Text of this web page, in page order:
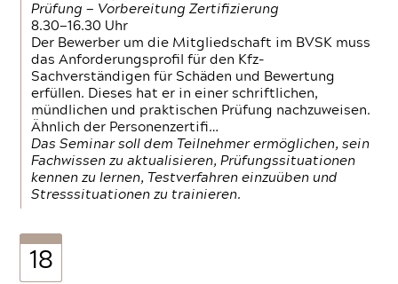
Prüfung — Vorbereitung Zertifizierung
8.30—16.30 Uhr
Der Bewerber um die Mitgliedschaft im BVSK muss
das Anforderungsprofil für den Kfz-
Sachverständigen für Schäden und Bewertung
erfüllen. Dieses hat er in einer schriftlichen,
mündlichen und praktischen Prüfung nachzuweisen.
Ähnlich der Personenzertifi…
Das Seminar soll dem Teilnehmer ermöglichen, sein
Fachwissen zu aktualisieren, Prüfungssituationen
kennen zu lernen, Testverfahren einzuüben und
Stresssituationen zu trainieren.
18